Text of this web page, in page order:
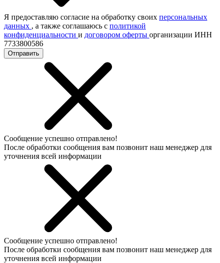
Я предоставляю согласие на обработку своих персональных
данных , а также соглашаюсь с политикой
конфиденциальности и договором оферты организации ИНН
7733800586
Отправить
Сообщение успешно отправлено!
После обработки сообщения вам позвонит наш менеджер для
уточнения всей информации
Сообщение успешно отправлено!
После обработки сообщения вам позвонит наш менеджер для
уточнения всей информации